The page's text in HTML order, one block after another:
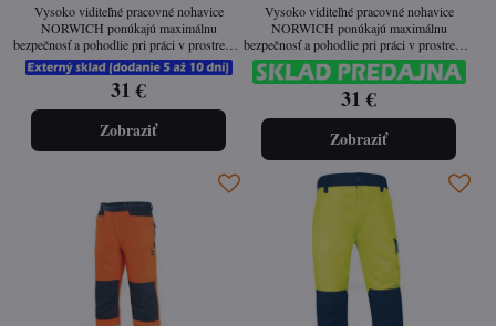
Vysoko viditeľné pracovné nohavice
NORWICH ponúkajú maximálnu
bezpečnosť a pohodlie pri práci v prostredí s
nízkou viditeľnosťou. Vďaka reflexným
prvkom a výraznej farebnej kombinácii
spĺňajú prísne normy pre výstražné odevy.
Sú ergonomicky navrhnuté pre celodenné
pohodlie a odolnosť.
31 €
Zobraziť
Vysoko viditeľné pracovné nohavice
NORWICH ponúkajú maximálnu
bezpečnosť a pohodlie pri práci v prostredí s
nízkou viditeľnosťou. Vďaka reflexným
prvkom a výraznej farebnej kombinácii
spĺňajú prísne normy pre výstražné odevy.
Sú ergonomicky navrhnuté pre celodenné
31 €
Zobraziť